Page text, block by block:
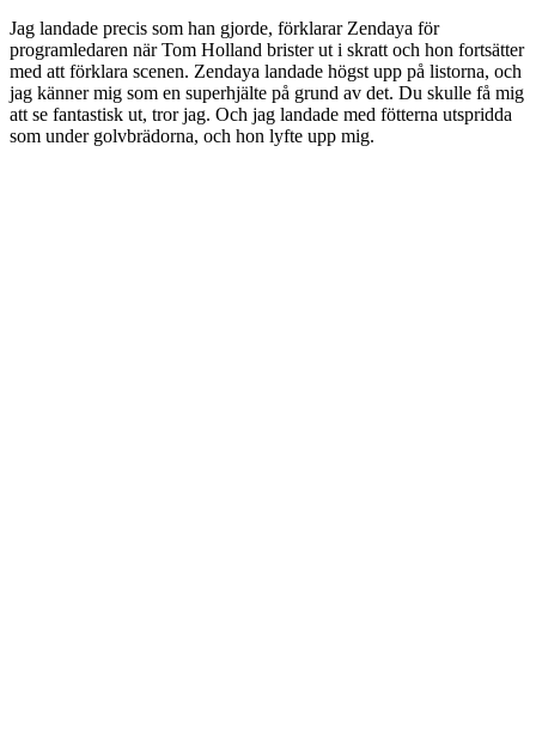
Jag landade precis som han gjorde, förklarar Zendaya för
programledaren när Tom Holland brister ut i skratt och hon fortsätter
med att förklara scenen. Zendaya landade högst upp på listorna, och
jag känner mig som en superhjälte på grund av det. Du skulle få mig
att se fantastisk ut, tror jag. Och jag landade med fötterna utspridda
som under golvbrädorna, och hon lyfte upp mig.